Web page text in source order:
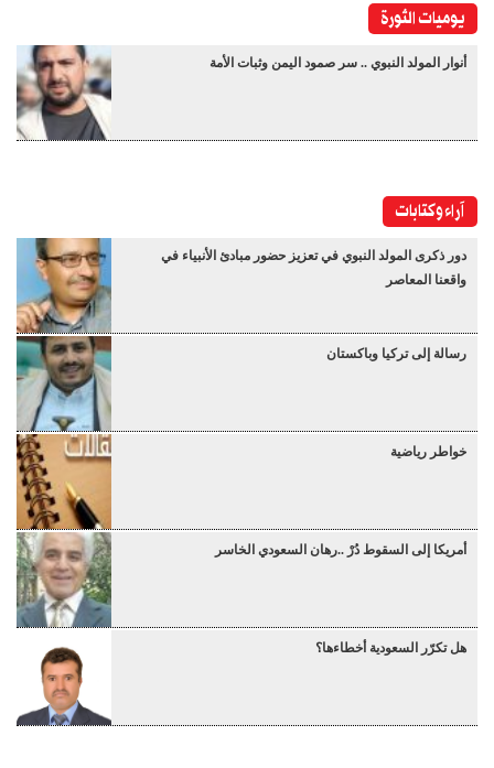
يوميات الثورة
أنوار المولد النبوي .. سر صمود اليمن وثبات الأمة
آراء وكتابات
دور ذكرى المولد النبوي في تعزيز حضور مبادئ الأنبياء في
واقعنا المعاصر
رسالة إلى تركيا وباكستان
خواطر رياضية
أمريكا إلى السقوط دُرْ ..رهان السعودي الخاسر
هل تكرّر السعودية أخطاءها؟